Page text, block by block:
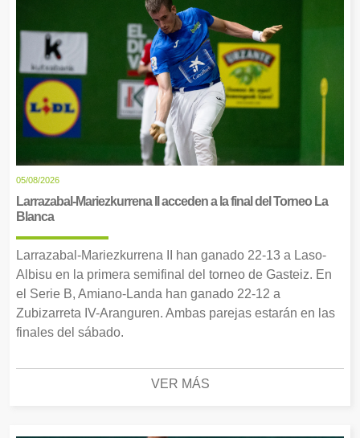
05/08/2026
Larrazabal-Mariezkurrena II acceden a la final del Torneo La
Blanca
Larrazabal-Mariezkurrena II han ganado 22-13 a Laso-
Albisu en la primera semifinal del torneo de Gasteiz. En
el Serie B, Amiano-Landa han ganado 22-12 a
Zubizarreta IV-Aranguren. Ambas parejas estarán en las
finales del sábado.
VER MÁS